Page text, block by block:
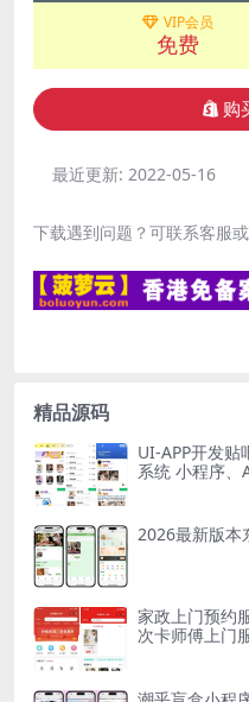
VIP会员
免费
购
最近更新: 2022-05-16
下载遇到问题？可联系客服
精品源码
UI-APP开发贴
系统 小程序、
2026最新版本
家政上门预约
次卡师傅上门